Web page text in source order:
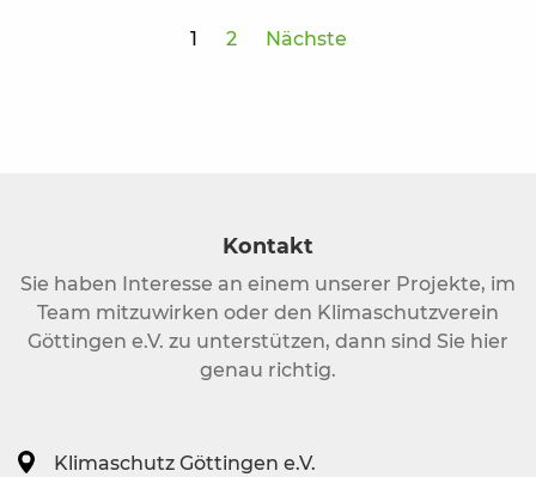
1 2 Nächste
Kontakt
Sie haben Interesse an einem unserer Projekte, im
Team mitzuwirken oder den Klimaschutzverein
Göttingen e.V. zu unterstützen, dann sind Sie hier
genau richtig.
Klimaschutz Göttingen e.V.